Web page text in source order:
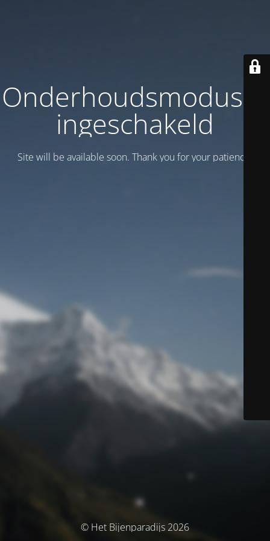
Onderhoudsmodus is
ingeschakeld
Site will be available soon. Thank you for your patience!
© Het Bijenparadijs 2026